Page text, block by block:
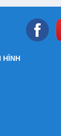
HÌNH